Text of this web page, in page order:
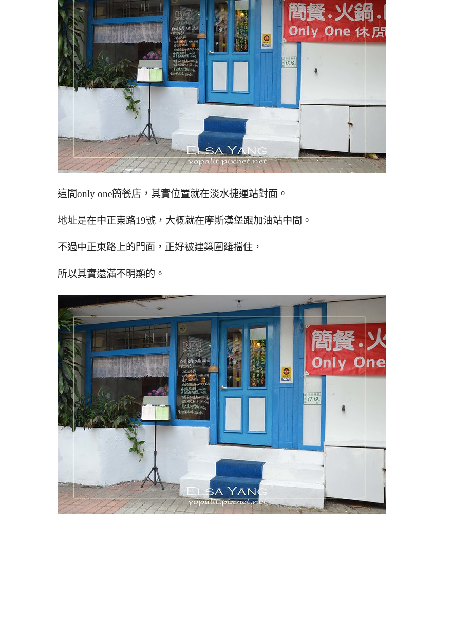
這間only one簡餐店，其實位置就在淡水捷運站對面。
地址是在中正東路19號，大概就在摩斯漢堡跟加油站中間。
不過中正東路上的門面，正好被建築圍籬擋住，
所以其實還滿不明顯的。